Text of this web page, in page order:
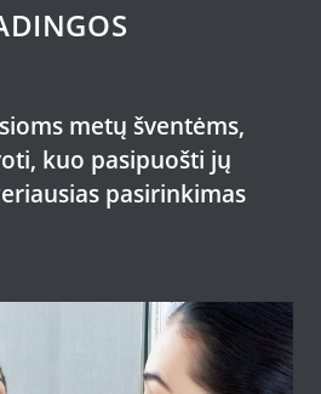
metų šventėms,
kuo pasipuošti jų
pasirinkimas